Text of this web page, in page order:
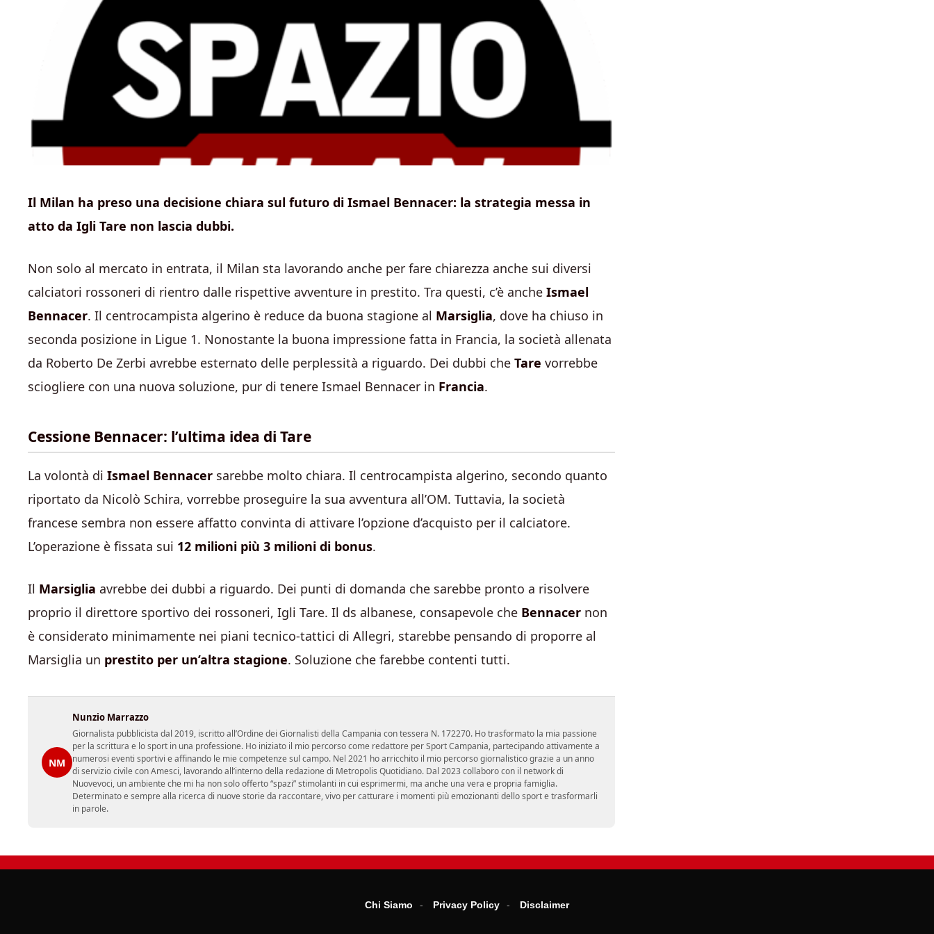
Il Milan ha preso una decisione chiara sul futuro di Ismael Bennacer: la strategia messa in
atto da Igli Tare non lascia dubbi.
Non solo al mercato in entrata, il Milan sta lavorando anche per fare chiarezza anche sui diversi
calciatori rossoneri di rientro dalle rispettive avventure in prestito. Tra questi, c’è anche Ismael
Bennacer. Il centrocampista algerino è reduce da buona stagione al Marsiglia, dove ha chiuso in
seconda posizione in Ligue 1. Nonostante la buona impressione fatta in Francia, la società allenata
da Roberto De Zerbi avrebbe esternato delle perplessità a riguardo. Dei dubbi che Tare vorrebbe
sciogliere con una nuova soluzione, pur di tenere Ismael Bennacer in Francia.
Cessione Bennacer: l’ultima idea di Tare
La volontà di Ismael Bennacer sarebbe molto chiara. Il centrocampista algerino, secondo quanto
riportato da Nicolò Schira, vorrebbe proseguire la sua avventura all’OM. Tuttavia, la società
francese sembra non essere affatto convinta di attivare l’opzione d’acquisto per il calciatore.
L’operazione è fissata sui 12 milioni più 3 milioni di bonus.
Il Marsiglia avrebbe dei dubbi a riguardo. Dei punti di domanda che sarebbe pronto a risolvere
proprio il direttore sportivo dei rossoneri, Igli Tare. Il ds albanese, consapevole che Bennacer non
è considerato minimamente nei piani tecnico-tattici di Allegri, starebbe pensando di proporre al
Marsiglia un prestito per un’altra stagione. Soluzione che farebbe contenti tutti.
NM
Nunzio Marrazzo
Giornalista pubblicista dal 2019, iscritto all’Ordine dei Giornalisti della Campania con tessera N. 172270. Ho trasformato la mia passione
per la scrittura e lo sport in una professione. Ho iniziato il mio percorso come redattore per Sport Campania, partecipando attivamente a
numerosi eventi sportivi e affinando le mie competenze sul campo. Nel 2021 ho arricchito il mio percorso giornalistico grazie a un anno
di servizio civile con Amesci, lavorando all’interno della redazione di Metropolis Quotidiano. Dal 2023 collaboro con il network di
Nuovevoci, un ambiente che mi ha non solo offerto “spazi” stimolanti in cui esprimermi, ma anche una vera e propria famiglia.
Determinato e sempre alla ricerca di nuove storie da raccontare, vivo per catturare i momenti più emozionanti dello sport e trasformarli
in parole.
Chi Siamo Privacy Policy Disclaimer